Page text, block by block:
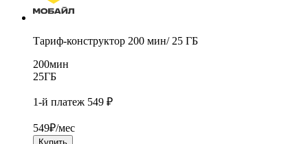
Тариф-конструктор 200 мин/ 25 ГБ
200мин
25ГБ
1-й платеж 549 ₽
549₽/мес